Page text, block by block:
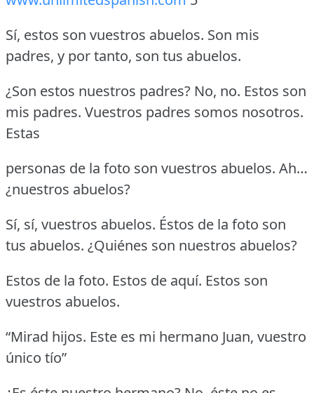
Sí, estos son vuestros abuelos. Son mis
padres, y por tanto, son tus abuelos.
¿Son estos nuestros padres? No, no. Estos son
mis padres. Vuestros padres somos nosotros.
Estas
personas de la foto son vuestros abuelos. Ah…
¿nuestros abuelos?
Sí, sí, vuestros abuelos. Éstos de la foto son
tus abuelos. ¿Quiénes son nuestros abuelos?
Estos de la foto. Estos de aquí. Estos son
vuestros abuelos.
“Mirad hijos. Este es mi hermano Juan, vuestro
único tío”